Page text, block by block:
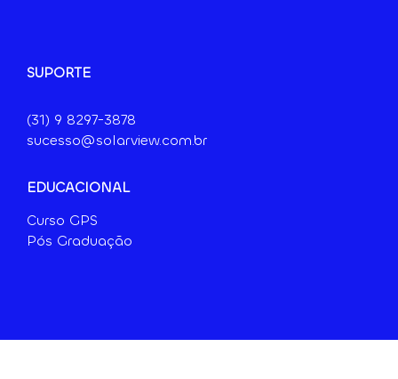
SUPORTE
(31) 9 8297-3878
sucesso@solarview.com.br
EDUCACIONAL
Curso GPS
Pós Graduação